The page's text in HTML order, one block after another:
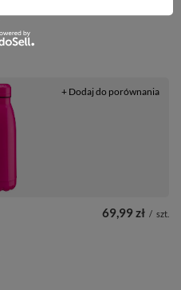
69,99 zł / szt.
+ Dodaj do porównania